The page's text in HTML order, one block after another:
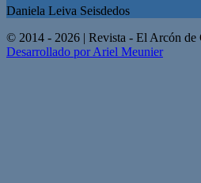
Daniela Leiva Seisdedos
© 2014 - 2026 | Revista - El Arcón
Desarrollado por Ariel Meunier